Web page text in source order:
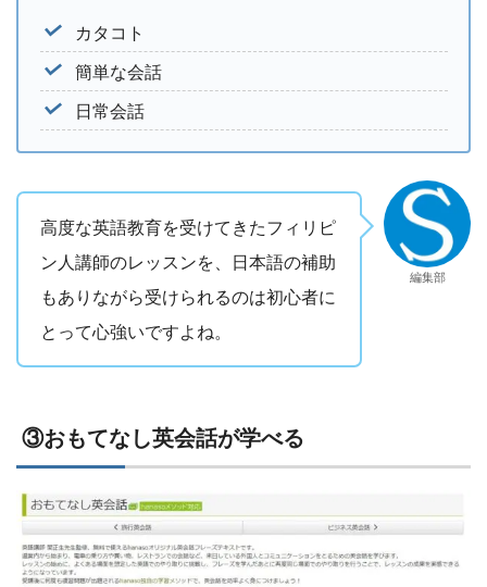
カタコト
簡単な会話
日常会話
高度な英語教育を受けてきたフィリピ
ン人講師のレッスンを、日本語の補助
もありながら受けられるのは初心者に
とって心強いですよね。
編集部
③おもてなし英会話が学べる